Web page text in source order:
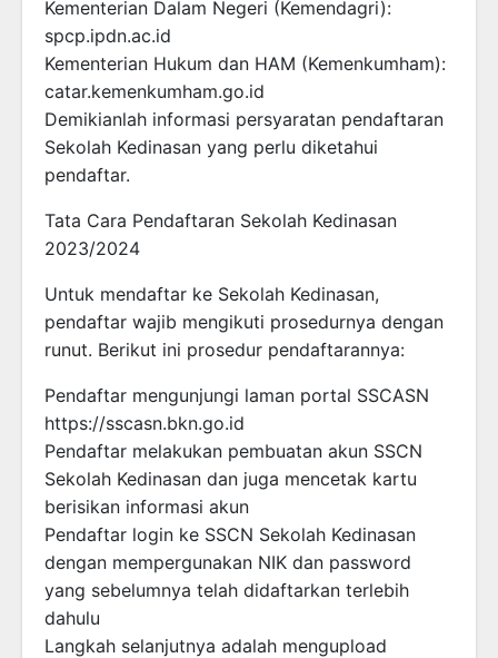
Kementerian Dalam Negeri (Kemendagri):
spcp.ipdn.ac.id
Kementerian Hukum dan HAM (Kemenkumham):
catar.kemenkumham.go.id
Demikianlah informasi persyaratan pendaftaran
Sekolah Kedinasan yang perlu diketahui
pendaftar.
Tata Cara Pendaftaran Sekolah Kedinasan
2023/2024
Untuk mendaftar ke Sekolah Kedinasan,
pendaftar wajib mengikuti prosedurnya dengan
runut. Berikut ini prosedur pendaftarannya:
Pendaftar mengunjungi laman portal SSCASN
https://sscasn.bkn.go.id
Pendaftar melakukan pembuatan akun SSCN
Sekolah Kedinasan dan juga mencetak kartu
berisikan informasi akun
Pendaftar login ke SSCN Sekolah Kedinasan
dengan mempergunakan NIK dan password
yang sebelumnya telah didaftarkan terlebih
dahulu
Langkah selanjutnya adalah mengupload